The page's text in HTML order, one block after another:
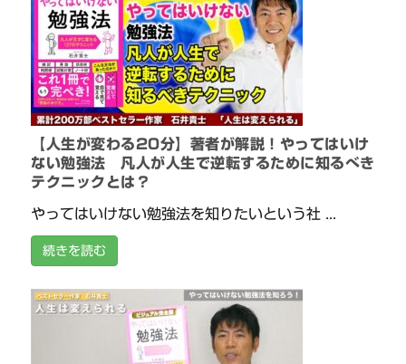
【人生が変わる20分】著者が解説！やってはいけ
ない勉強法 凡人が人生で逆転するために知るべき
テクニックとは？
やってはいけない勉強法を知りたいという社 ...
続きを読む